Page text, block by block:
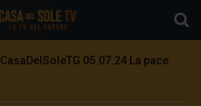
CasaDelSoleTG 05.07.24 La pace